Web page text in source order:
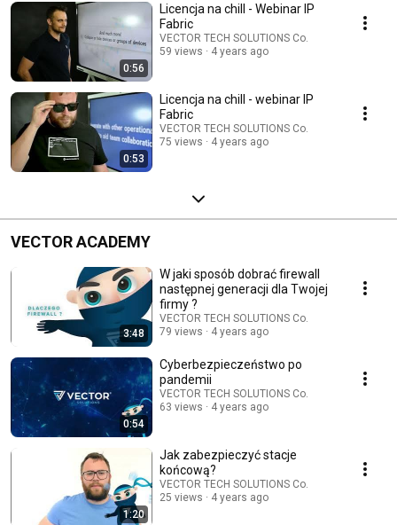
0:56
Licencja na chill - Webinar IP
Fabric
VECTOR TECH SOLUTIONS Co.
59 views
4 years ago
0:53
Licencja na chill - webinar IP
Fabric
VECTOR TECH SOLUTIONS Co.
75 views
4 years ago
VECTOR ACADEMY
3:48
W jaki sposób dobrać firewall
następnej generacji dla Twojej
firmy ?
VECTOR TECH SOLUTIONS Co.
79 views
4 years ago
0:54
Cyberbezpieczeństwo po
pandemii
VECTOR TECH SOLUTIONS Co.
63 views
4 years ago
1:20
Jak zabezpieczyć stacje
końcową?
VECTOR TECH SOLUTIONS Co.
25 views
4 years ago